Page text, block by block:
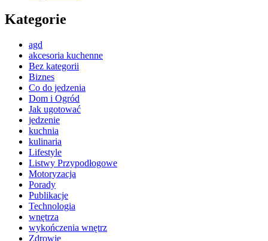
Kategorie
agd
akcesoria kuchenne
Bez kategorii
Biznes
Co do jedzenia
Dom i Ogród
Jak ugotować
jedzenie
kuchnia
kulinaria
Lifestyle
Listwy Przypodłogowe
Motoryzacja
Porady
Publikacje
Technologia
wnętrza
wykończenia wnętrz
Zdrowie